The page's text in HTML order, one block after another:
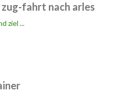
fahrt nach arles
ziel ...